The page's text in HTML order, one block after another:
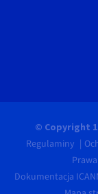
© Copyright
Regulaminy
Dokumentacja